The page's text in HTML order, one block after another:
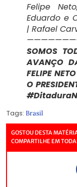
Felipe
Eduardo e
| Rafael
SOMOS
AVANÇO
FELIPE
O
Tags: Brasil
GOSTOU DESTA
COMPARTILHE EM